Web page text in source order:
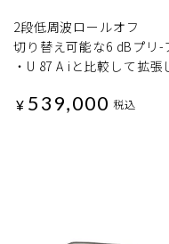
2段低周波ロールオフ
切り替え可能な6 dBプリ-
・U 87 A iと比較して拡
¥ 539,000 税込